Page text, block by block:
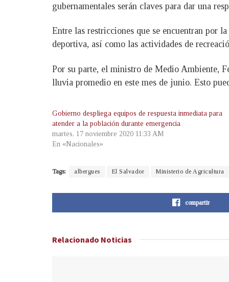
gubernamentales serán claves para dar una
Entre las restricciones que se encuentran por
deportiva, así como las actividades de
Por su parte, el ministro de Medio Ambiente,
lluvia promedio en este mes de junio. Esto
Gobierno despliega equipos de respuesta inmediata para
atender a la población durante emergencia
martes, 17 noviembre 2020 11:33 AM
En «Nacionales»
Tags: albergues El Salvador Ministerio de Agricultura
compartir
Relacionado Noticias